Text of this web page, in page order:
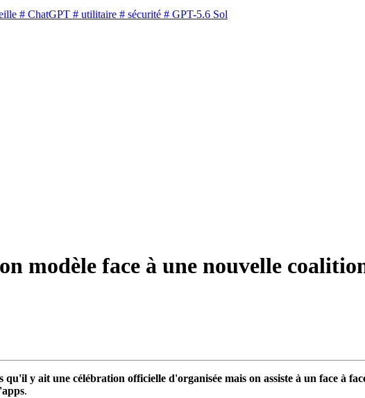
# ChatGPT # utilitaire # sécurité # GPT-5.6 Sol
modèle face à une nouvelle
y ait une célébration officielle d'organisée mais on assiste à un face à
.